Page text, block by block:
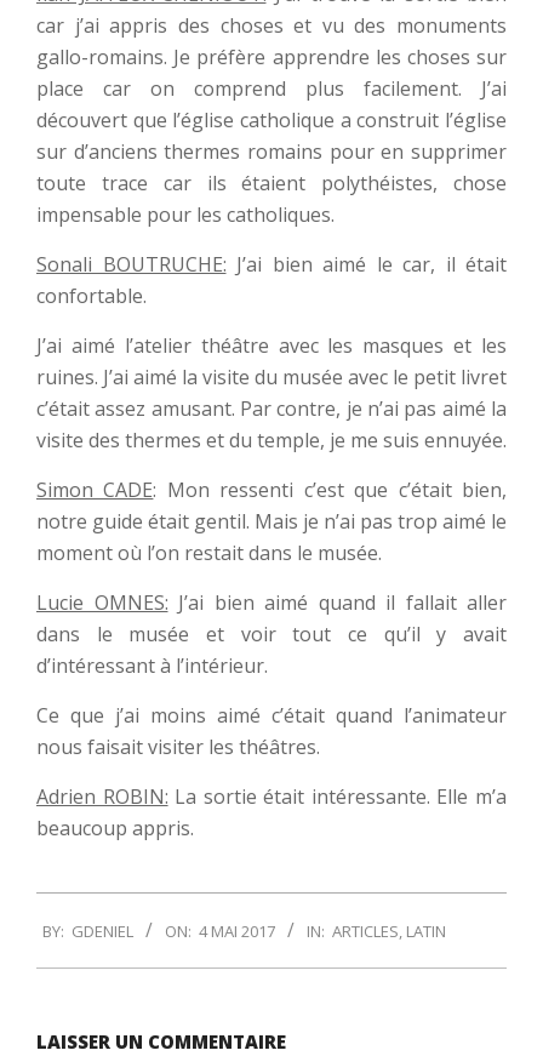
car j’ai appris des choses et vu des monuments
gallo-romains. Je préfère apprendre les choses sur
place car on comprend plus facilement. J’ai
découvert que l’église catholique a construit l’église
sur d’anciens thermes romains pour en supprimer
toute trace car ils étaient polythéistes, chose
impensable pour les catholiques.
Sonali BOUTRUCHE: J’ai bien aimé le car, il était
confortable.
J’ai aimé l’atelier théâtre avec les masques et les
ruines. J’ai aimé la visite du musée avec le petit livret
c’était assez amusant. Par contre, je n’ai pas aimé la
visite des thermes et du temple, je me suis ennuyée.
Simon CADE: Mon ressenti c’est que c’était bien,
notre guide était gentil. Mais je n’ai pas trop aimé le
moment où l’on restait dans le musée.
Lucie OMNES: J’ai bien aimé quand il fallait aller
dans le musée et voir tout ce qu’il y avait
d’intéressant à l’intérieur.
Ce que j’ai moins aimé c’était quand l’animateur
nous faisait visiter les théâtres.
Adrien ROBIN: La sortie était intéressante. Elle m’a
beaucoup appris.
05-
04
BY: GDENIEL ON: 4 MAI 2017 IN: ARTICLES, LATIN
LAISSER UN COMMENTAIRE